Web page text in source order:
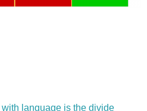
language is the divide